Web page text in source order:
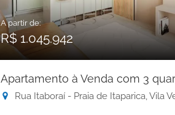
A partir de:
R$ 1.045.942
Apartamento à Venda com 3
Rua Itaboraí - Praia de Itaparica, Vila